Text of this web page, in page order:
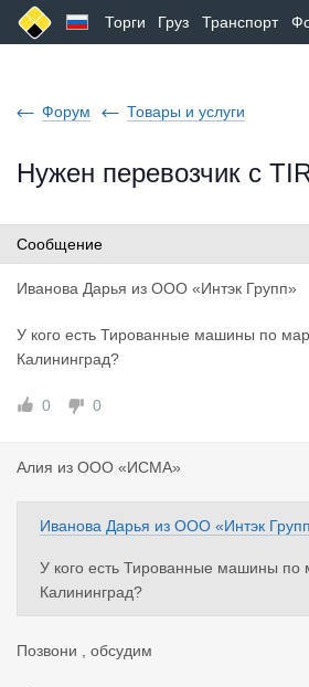
Торги Груз Транспорт
Форум Товары и услуги
Нужен перевозчик с
Сообщение
Иванова Дарья из ООО «Интэк Групп»
У кого есть Тированные машины по
Калининград?
0 0
Алия из ООО «ИСМА»
Иванова Дарья из ООО «Интэк
У кого есть Тированные машины по
Калининград?
Позвони , обсудим